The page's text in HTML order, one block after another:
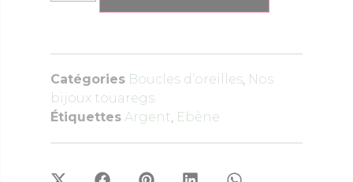
Catégories Boucles d’oreilles, Nos
bijoux touaregs
Étiquettes Argent, Ebène